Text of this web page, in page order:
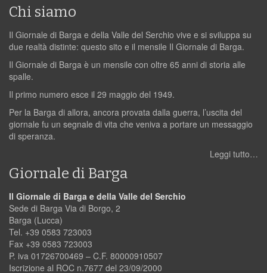
Chi siamo
Il Giornale di Barga e della Valle del Serchio vive e si sviluppa su
due realtà distinte: questo sito e il mensile Il Giornale di Barga.
Il Giornale di Barga è un mensile con oltre 65 anni di storia alle
spalle.
Il primo numero esce il 29 maggio del 1949.
Per la Barga di allora, ancora provata dalla guerra, l’uscita del
giornale fu un segnale di vita che veniva a portare un messaggio
di speranza.
Leggi tutto…
Giornale di Barga
Il Giornale di Barga e della Valle del Serchio
Sede di Barga Via di Borgo, 2
Barga (Lucca)
Tel. +39 0583 723003
Fax +39 0583 723003
P. iva 01726700469 – C.F. 80000910507
Iscrizione al ROC n.7677 del 23/09/2000